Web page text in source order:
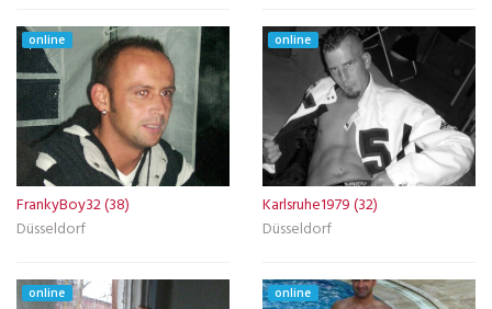
online
FrankyBoy32 (38)
Düsseldorf
online
Karlsruhe1979 (32)
Düsseldorf
online online